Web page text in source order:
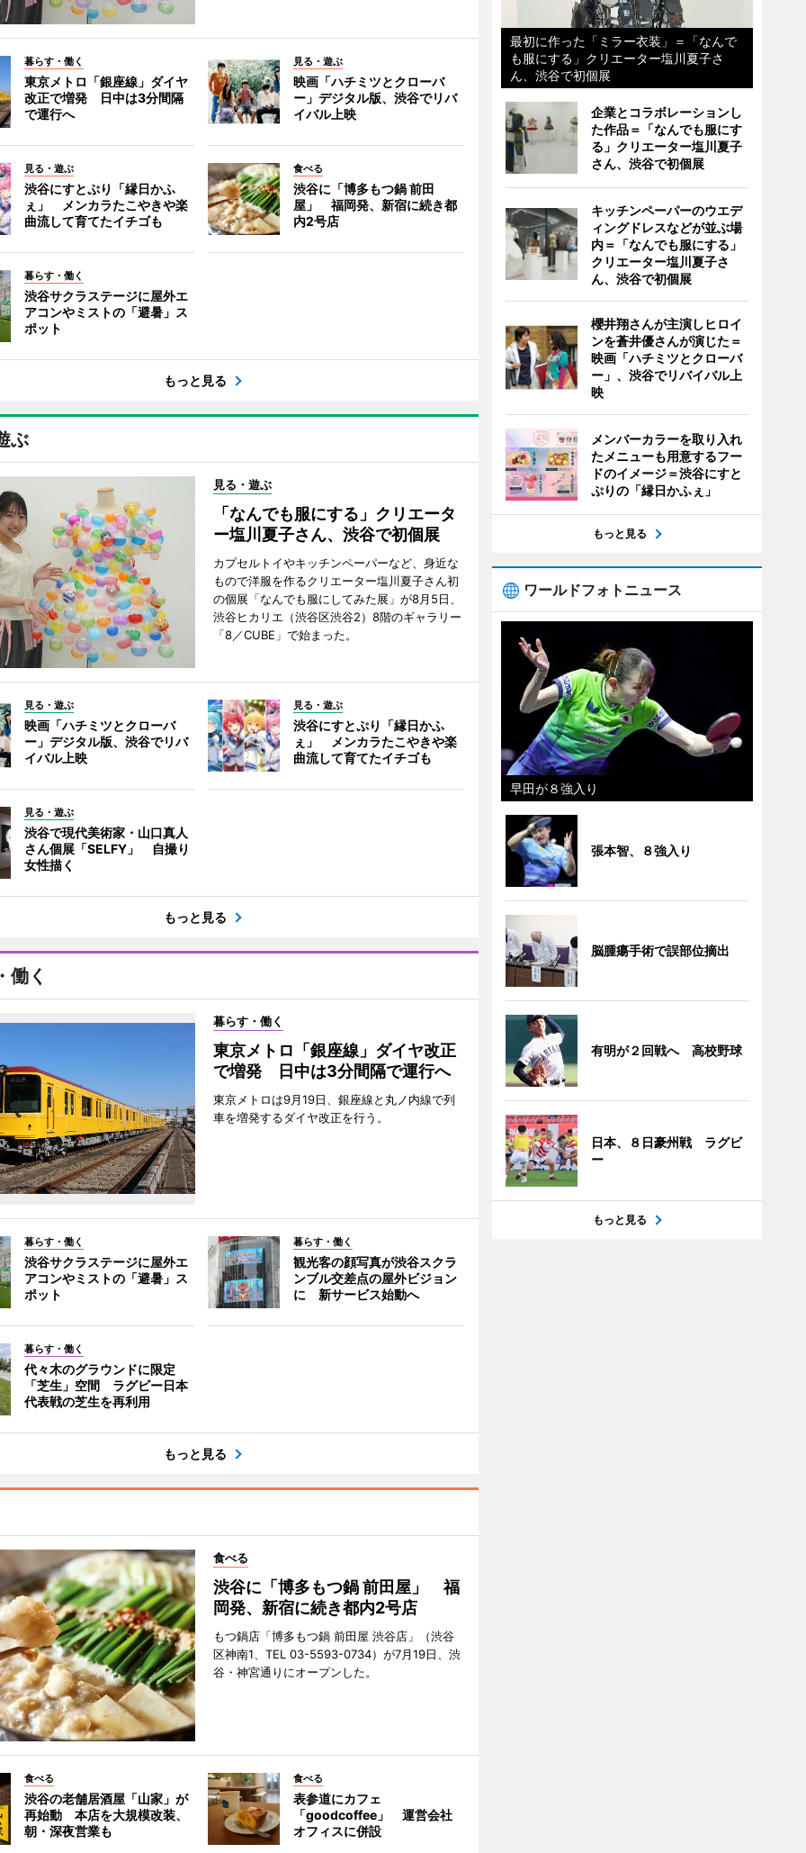
暮らす・働く
東京メトロ「銀座線」ダイヤ
改正で増発 日中は3分間隔
で運行へ
見る・遊ぶ
映画「ハチミツとクローバ
ー」デジタル版、渋谷でリバ
イバル上映
見る・遊ぶ
渋谷にすとぷり「縁日かふ
ぇ」 メンカラたこやきや楽
曲流して育てたイチゴも
食べる
渋谷に「博多もつ鍋 前田
屋」 福岡発、新宿に続き都
内2号店
暮らす・働く
渋谷サクラステージに屋外エ
アコンやミストの「避暑」ス
ポット
もっと見る
ぶ
見る・遊ぶ
「なんでも服にする」クリエータ
ー塩川夏子さん、渋谷で初個展
カプセルトイやキッチンペーパーなど、身近な
もので洋服を作るクリエーター塩川夏子さん初
の個展「なんでも服にしてみた展」が8月5日、
渋谷ヒカリエ（渋谷区渋谷2）8階のギャラリー
「8／CUBE」で始まった。
見る・遊ぶ
映画「ハチミツとクローバ
ー」デジタル版、渋谷でリバ
イバル上映
見る・遊ぶ
渋谷にすとぷり「縁日かふ
ぇ」 メンカラたこやきや楽
曲流して育てたイチゴも
見る・遊ぶ
渋谷で現代美術家・山口真人
さん個展「SELFY」 自撮り
女性描く
もっと見る
働く
暮らす・働く
東京メトロ「銀座線」ダイヤ改正
で増発 日中は3分間隔で運行へ
東京メトロは9月19日、銀座線と丸ノ内線で列
車を増発するダイヤ改正を行う。
暮らす・働く
渋谷サクラステージに屋外エ
アコンやミストの「避暑」ス
ポット
暮らす・働く
観光客の顔写真が渋谷スクラ
ンブル交差点の屋外ビジョン
に 新サービス始動へ
暮らす・働く
代々木のグラウンドに限定
「芝生」空間 ラグビー日本
代表戦の芝生を再利用
もっと見る
食べる
渋谷に「博多もつ鍋 前田屋」 福
岡発、新宿に続き都内2号店
もつ鍋店「博多もつ鍋 前田屋 渋谷店」（渋谷
区神南1、TEL 03-5593-0734）が7月19日、渋
谷・神宮通りにオープンした。
食べる
渋谷の老舗居酒屋「山家」が
再始動 本店を大規模改装、
朝・深夜営業も
食べる
表参道にカフェ
「goodcoffee」 運営会社
オフィスに併設
最初に作った「ミラー衣装」＝「なんで
も服にする」クリエーター塩川夏子さ
ん、渋谷で初個展
企業とコラボレーションし
た作品＝「なんでも服にす
る」クリエーター塩川夏子
さん、渋谷で初個展
キッチンペーパーのウエデ
ィングドレスなどが並ぶ場
内＝「なんでも服にする」
クリエーター塩川夏子さ
ん、渋谷で初個展
櫻井翔さんが主演しヒロイ
ンを蒼井優さんが演じた＝
映画「ハチミツとクローバ
ー」、渋谷でリバイバル上
映
メンバーカラーを取り入れ
たメニューも用意するフー
ドのイメージ＝渋谷にすと
ぷりの「縁日かふぇ」
もっと見る
ワールドフォトニュース
早田が８強入り
張本智、８強入り
脳腫瘍手術で誤部位摘出
有明が２回戦へ 高校野球
日本、８日豪州戦 ラグビ
ー
もっと見る